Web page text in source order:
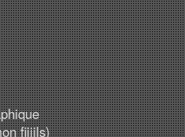
fiiiils)